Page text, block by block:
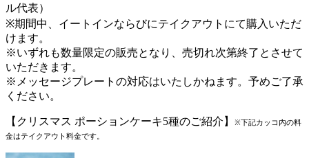
ル代表）
※期間中、イートインならびにテイクアウトにて購入いただ
けます。
※いずれも数量限定の販売となり、売切れ次第終了とさせて
いただきます。
※メッセージプレートの対応はいたしかねます。予めご了承
ください。
【クリスマス ポーションケーキ5種のご紹介】
※下記カッコ内の料
金はテイクアウト料金です。